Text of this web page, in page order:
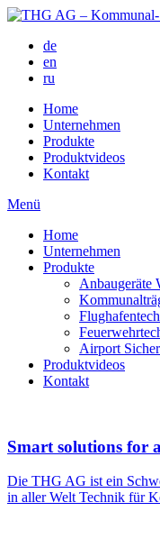
de
en
ru
Home
Unternehmen
Produkte
Produktvideos
Kontakt
Menü
Home
Unternehmen
Produkte
Anbaugeräte
Airport
Produktvideos
Kontakt
Smart solutions for
Die THG AG ist ein
in aller Welt Technik für